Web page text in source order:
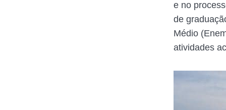
e no
de
Médio
atividades